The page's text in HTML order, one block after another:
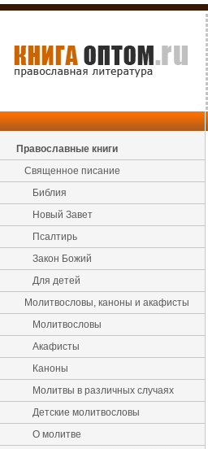
Православные книги
Священное писание
Библия
Новый Завет
Псалтирь
Закон Божий
Для детей
Молитвословы, каноны и акафисты
Молитвословы
Акафисты
Каноны
Молитвы в различных случаях
Детские молитвословы
О молитве